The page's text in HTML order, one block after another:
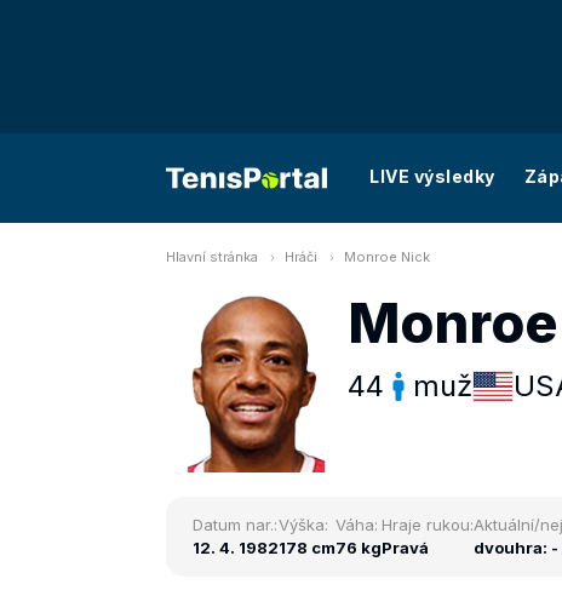
LIVE výsledky
Hlavní stránka Hráči Monroe Nick
44 muž
Datum nar.:
12. 4. 1982
Výška:
178 cm
Váha:
76 kg
Hraje rukou:
Pravá
Aktuální/
dvouhra: -